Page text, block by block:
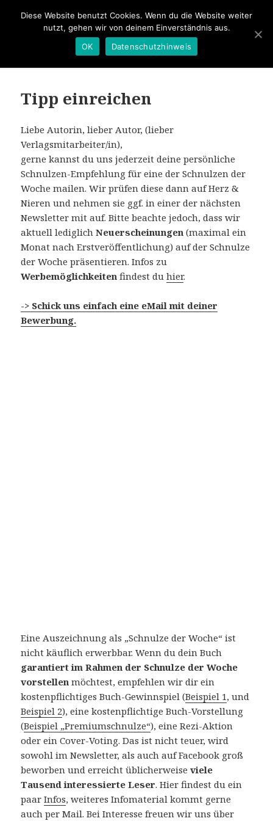
Tipp einreichen
Liebe Autorin, lieber Autor, (lieber
Verlagsmitarbeiter/in),
gerne kannst du uns jederzeit deine persönliche
Schnulzen-Empfehlung für eine der Schnulzen der
Woche mailen. Wir prüfen diese dann auf Herz &
Nieren und nehmen sie ggf. in einer der nächsten
Newsletter mit auf. Bitte beachte jedoch, dass wir
aktuell lediglichNeuerscheinungen (maximal ein
Monat nach Erstveröffentlichung) auf der Schnulze
der Woche präsentieren. Infos zu
Werbemöglichkeiten findest duhier.
-> Schick uns einfach eine eMail mit deiner
Bewerbung.
Eine Auszeichnung als „Schnulze der Woche“ ist
nicht käuflich erwerbbar. Wenn du dein Buch
garantiert im Rahmen der Schnulze der Woche
vorstellen möchtest, empfehlen wir dir ein
kostenpflichtiges Buch-Gewinnspiel (Beispiel 1, und
Beispiel 2), eine kostenpflichtige Buch-Vorstellung
(Beispiel „Premiumschnulze“), eine Rezi-Aktion
oder ein Cover-Voting. Das ist nicht teuer, wird
sowohl im Newsletter, als auch auf Facebook groß
beworben und erreicht üblicherweiseviele
Tausend interessierte Leser. Hier findest du ein
paarInfos, weiteres Infomaterial kommt gerne
auch per Mail. Bei Interesse freuen wir uns über
Diese Website benutzt Cookies. Wenn du die Website weiter
nutzt, gehen wir von deinem Einverständnis aus.
OK
Datenschutzhinweis